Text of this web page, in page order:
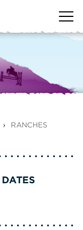
RANCHES
DATES